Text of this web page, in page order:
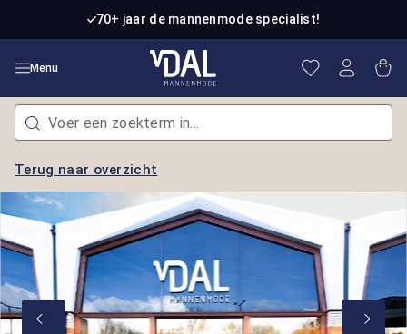
Ga naar de hoofdinhoud70+ jaar de mannenmode specialist!
Menu Je hebt 0
Terug naar overzicht